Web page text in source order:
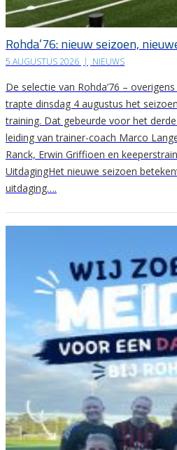
Rohda’76: nieuw seizoen,
5 AUGUSTUS 2026 | NIEUWS
De selectie van Rohda’76 –
trapte dinsdag 4 augustus het
training. Dat gebeurde voor het
leiding van trainer-coach Marco
Ranck, Erwin Griffioen en
UitdagingHet nieuwe seizoen
uitdaging….